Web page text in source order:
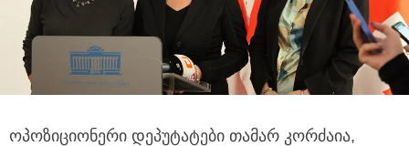
ოპოზიციონერი დეპუტატები თამარ კორძაია,